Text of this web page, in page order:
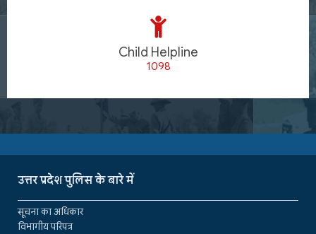
Child Helpline
1098
उत्तर प्रदेश पुलिस के बारे में
सूचना का अधिकार
विभागीय परिपत्र